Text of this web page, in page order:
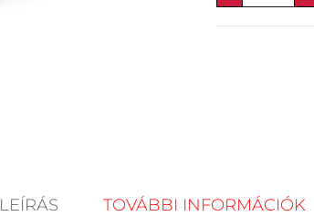
LEÍRÁS TOVÁBBI INFORMÁCIÓK